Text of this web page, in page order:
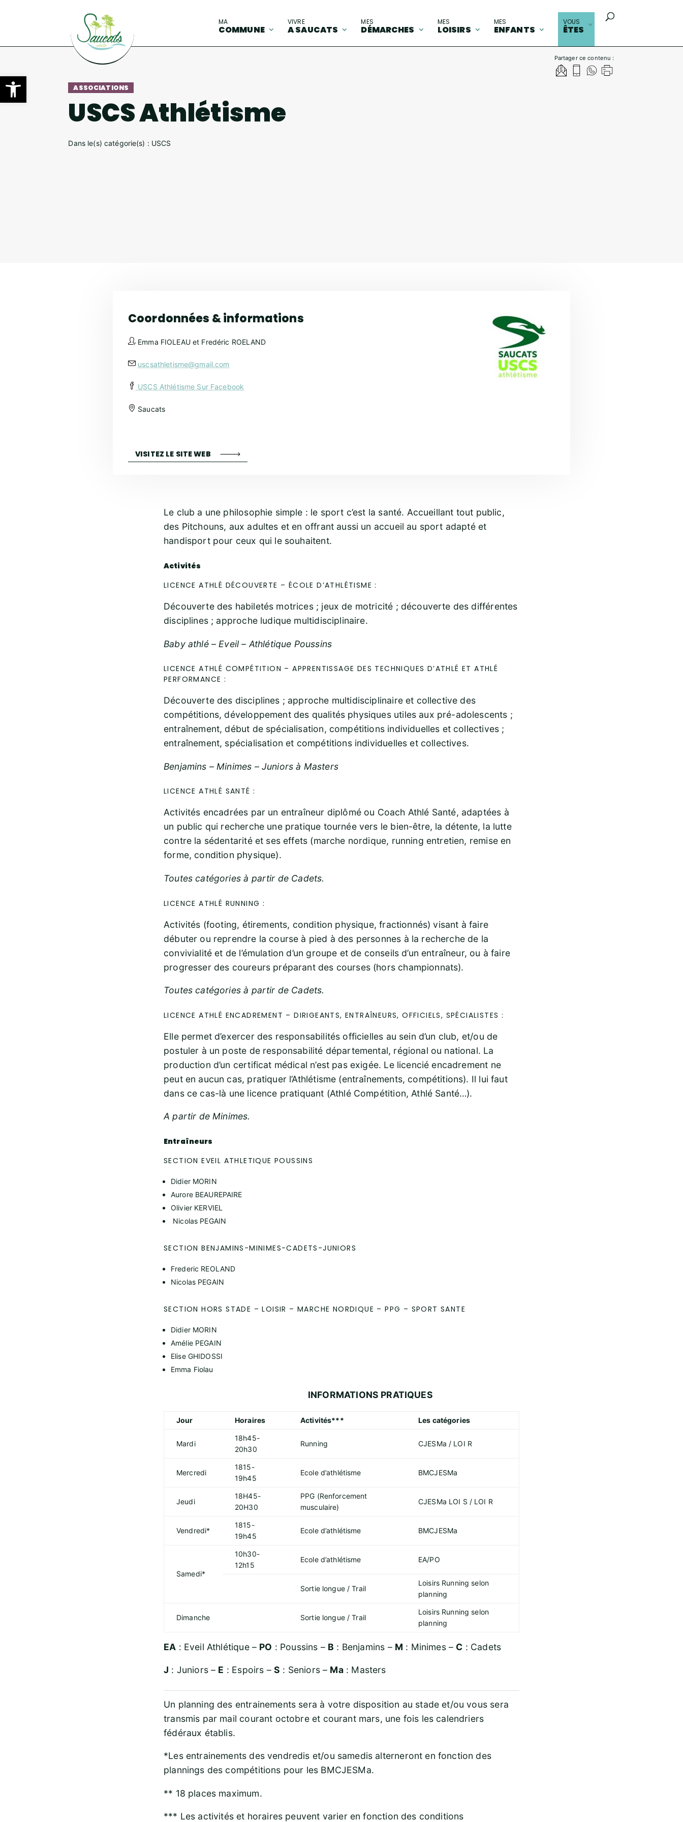
Ouvrir la barre d’outils
MA
COMMUNE
VIVRE
A SAUCATS
MES
DÉMARCHES
MES
LOISIRS
MES
ENFANTS
VOUS
ÊTES
Partager ce contenu :
ASSOCIATIONS
USCS Athlétisme
Dans le(s) catégorie(s) : USCS
Coordonnées & informations
Emma FIOLEAU et Fredéric ROELAND
uscsathletisme@gmail.com
USCS Athlétisme Sur Facebook
Saucats
VISITEZ LE SITE WEB
Le club a une philosophie simple : le sport c’est la santé. Accueillant tout public,
des Pitchouns, aux adultes et en offrant aussi un accueil au sport adapté et
handisport pour ceux qui le souhaitent.
Activités
LICENCE ATHLÉ DÉCOUVERTE – ÉCOLE D’ATHLÉTISME :
Découverte des habiletés motrices ; jeux de motricité ; découverte des différentes
disciplines ; approche ludique multidisciplinaire.
Baby athlé – Eveil – Athlétique Poussins
LICENCE ATHLÉ COMPÉTITION – APPRENTISSAGE DES TECHNIQUES D’ATHLÉ ET ATHLÉ
PERFORMANCE :
Découverte des disciplines ; approche multidisciplinaire et collective des
compétitions, développement des qualités physiques utiles aux pré-adolescents ;
entraînement, début de spécialisation, compétitions individuelles et collectives ;
entraînement, spécialisation et compétitions individuelles et collectives.
Benjamins – Minimes – Juniors à Masters
LICENCE ATHLÉ SANTÉ :
Activités encadrées par un entraîneur diplômé ou Coach Athlé Santé, adaptées à
un public qui recherche une pratique tournée vers le bien-être, la détente, la lutte
contre la sédentarité et ses effets (marche nordique, running entretien, remise en
forme, condition physique).
Toutes catégories à partir de Cadets.
LICENCE ATHLÉ RUNNING :
Activités (footing, étirements, condition physique, fractionnés) visant à faire
débuter ou reprendre la course à pied à des personnes à la recherche de la
convivialité et de l’émulation d’un groupe et de conseils d’un entraîneur, ou à faire
progresser des coureurs préparant des courses (hors championnats).
Toutes catégories à partir de Cadets.
LICENCE ATHLÉ ENCADREMENT – DIRIGEANTS, ENTRAÎNEURS, OFFICIELS, SPÉCIALISTES :
Elle permet d’exercer des responsabilités officielles au sein d’un club, et/ou de
postuler à un poste de responsabilité départemental, régional ou national. La
production d’un certificat médical n’est pas exigée. Le licencié encadrement ne
peut en aucun cas, pratiquer l’Athlétisme (entraînements, compétitions). Il lui faut
dans ce cas-là une licence pratiquant (Athlé Compétition, Athlé Santé…).
A partir de Minimes.
Entraîneurs
SECTION EVEIL ATHLETIQUE POUSSINS
Didier MORIN
Aurore BEAUREPAIRE
Olivier KERVIEL
Nicolas PEGAIN
SECTION BENJAMINS-MINIMES-CADETS-JUNIORS
Frederic REOLAND
Nicolas PEGAIN
SECTION HORS STADE – LOISIR – MARCHE NORDIQUE – PPG – SPORT SANTE
Didier MORIN
Amélie PEGAIN
Elise GHIDOSSI
Emma Fiolau
INFORMATIONS PRATIQUES
Jour Horaires Activités*** Les catégories
Mardi
18h45-
20h30
Running CJESMa / LOI R
Mercredi
1815-
19h45
Ecole d’athlétisme BMCJESMa
Jeudi
18H45-
20H30
PPG (Renforcement
musculaire)
CJESMa LOI S / LOI R
Vendredi*
1815-
19h45
Ecole d’athlétisme BMCJESMa
Samedi*
10h30-
12h15
Ecole d’athlétisme EA/PO
Sortie longue / Trail
Loisirs Running selon
planning
Dimanche Sortie longue / Trail
Loisirs Running selon
planning
EA : Eveil Athlétique – PO : Poussins – B : Benjamins – M : Minimes – C : Cadets
J : Juniors – E : Espoirs – S : Seniors – Ma: Masters
Un planning des entrainements sera à votre disposition au stade et/ou vous sera
transmis par mail courant octobre et courant mars, une fois les calendriers
fédéraux établis.
*Les entrainements des vendredis et/ou samedis alterneront en fonction des
plannings des compétitions pour les BMCJESMa.
** 18 places maximum.
*** Les activités et horaires peuvent varier en fonction des conditions